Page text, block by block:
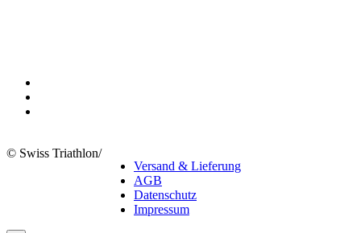
© Swiss Triathlon/
Versand & Lieferung
AGB
Datenschutz
Impressum